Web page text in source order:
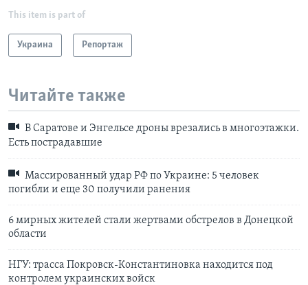
This item is part of
Украина Репортаж
Читайте также
В Саратове и Энгельсе дроны врезались в многоэтажки.
Есть пострадавшие
Массированный удар РФ по Украине: 5 человек
погибли и еще 30 получили ранения
6 мирных жителей стали жертвами обстрелов в Донецкой
области
НГУ: трасса Покровск-Константиновка находится под
контролем украинских войск